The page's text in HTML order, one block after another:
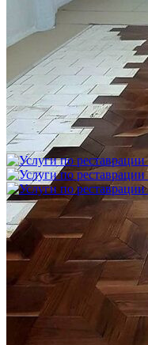
Укладка модульного
фанеру
3 600 ₽